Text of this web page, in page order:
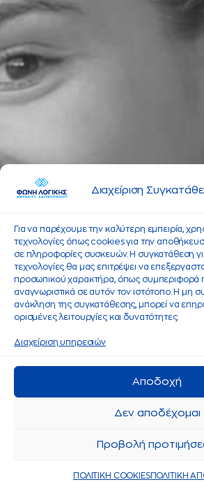
Διαχείριση
Για να παρέχουμε την καλύτερη εμπειρία,
τεχνολογίες όπως cookies για την
σε πληροφορίες συσκευών. Η συγκατάθεση
τεχνολογίες θα μας επιτρέψει να
προσωπικού χαρακτήρα, όπως συμπεριφορά
αναγνωριστικά σε αυτόν τον ιστότοπο. Η μη
ανάκληση της συγκατάθεσης, μπορεί να
ορισμένες λειτουργίες και δυνατότητες.
Διαχείριση υπηρεσιών
Αποδοχή
Δεν αποδέχομαι
Προβολή
ΠΟΛΙΤΙΚΗ COOKIESΠΟΛΙΤΙΚΗ